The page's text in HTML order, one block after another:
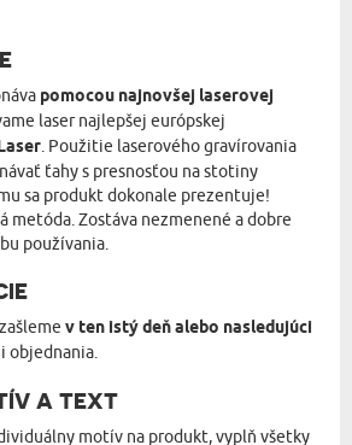
pomocou najnovšej laserovej
laser najlepšej európskej
. Použitie laserového gravírovania
ťahy s presnosťou na stotiny
sa produkt dokonale prezentuje!
metóda. Zostáva nezmenené a dobre
používania.
v ten istý deň alebo nasledujúci
objednania.
A TEXT
motív na produkt, vyplň všetky